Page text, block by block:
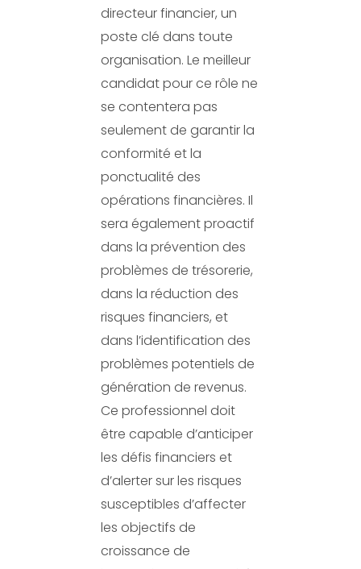
directeur financier, un
poste clé dans toute
organisation. Le meilleur
candidat pour ce rôle ne
se contentera pas
seulement de garantir la
conformité et la
ponctualité des
opérations financières. Il
sera également proactif
dans la prévention des
problèmes de trésorerie,
dans la réduction des
risques financiers, et
dans l’identification des
problèmes potentiels de
génération de revenus.
Ce professionnel doit
être capable d’anticiper
les défis financiers et
d’alerter sur les risques
susceptibles d’affecter
les objectifs de
croissance de